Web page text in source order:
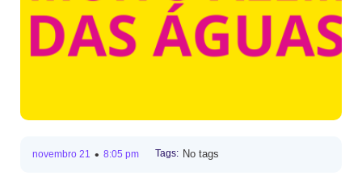
novembro 21 • 8:05 pm Tags: No tags